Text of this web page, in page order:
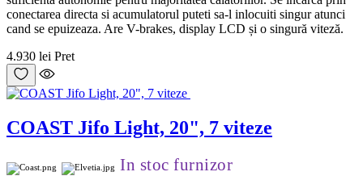
conectarea directa si acumulatorul puteti sa-l inlocuiti singur atunci
cand se epuizeaza. Are V-brakes, display LCD și o singură viteză.
4.930 lei Pret
COAST Jifo Light, 20", 7 viteze
In stoc furnizor